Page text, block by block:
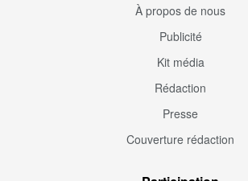
À propos de nous
Publicité
Kit média
Rédaction
Presse
Couverture rédaction